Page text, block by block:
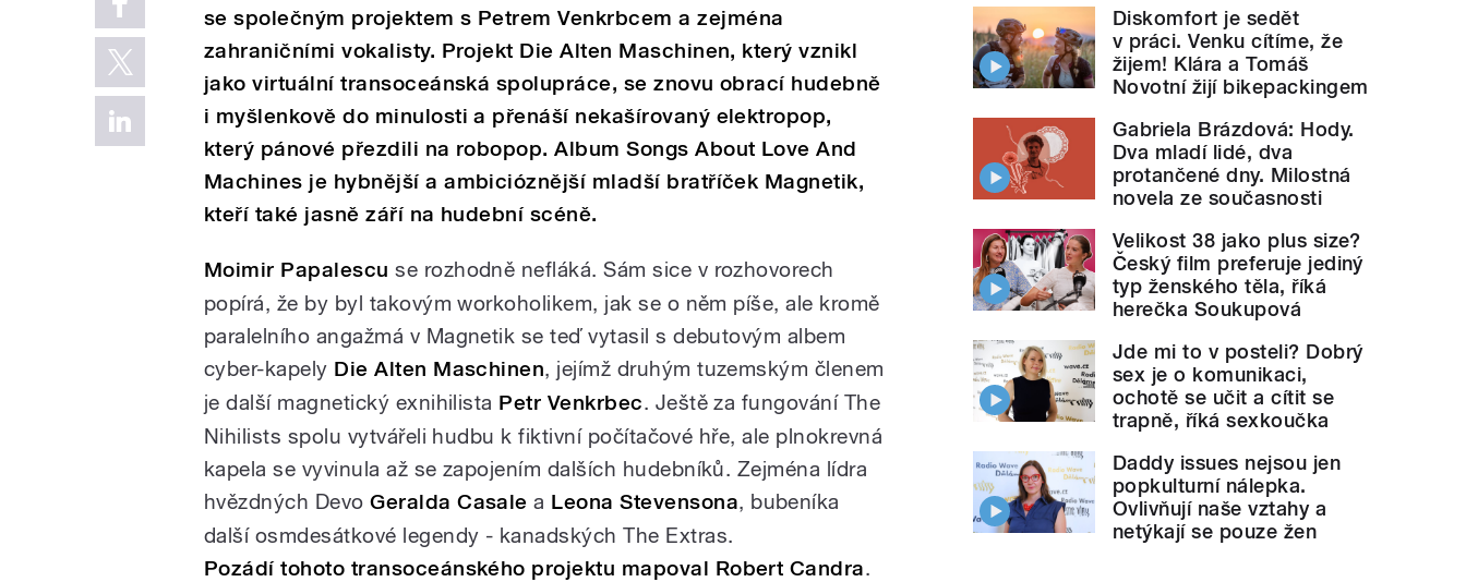
se společným projektem s Petrem Venkrbcem a zejména
zahraničními vokalisty. Projekt Die Alten Maschinen, který vznikl
jako virtuální transoceánská spolupráce, se znovu obrací hudebně
i myšlenkově do minulosti a přenáší nekašírovaný elektropop,
který pánové přezdili na robopop. Album Songs About Love And
Machines je hybnější a ambicióznější mladší bratříček Magnetik,
kteří také jasně září na hudební scéně.
Moimir Papalescu se rozhodně nefláká. Sám sice v rozhovorech
popírá, že by byl takovým workoholikem, jak se o něm píše, ale kromě
paralelního angažmá v Magnetik se teď vytasil s debutovým albem
cyber-kapely Die Alten Maschinen, jejímž druhým tuzemským členem
je další magnetický exnihilista Petr Venkrbec. Ještě za fungování The
Nihilists spolu vytvářeli hudbu k fiktivní počítačové hře, ale plnokrevná
kapela se vyvinula až se zapojením dalších hudebníků. Zejména lídra
hvězdných DevoGeralda Casalea Leona Stevensona, bubeníka
další osmdesátkové legendy - kanadských The Extras.
Pozádí tohoto transoceánského projektu mapoval Robert Candra.
Diskomfort je sedět
v práci. Venku cítíme, že
žijem! Klára a Tomáš
Novotní žijí bikepackingem
Gabriela Brázdová: Hody.
Dva mladí lidé, dva
protančené dny. Milostná
novela ze současnosti
Velikost 38 jako plus size?
Český film preferuje jediný
typ ženského těla, říká
herečka Soukupová
Jde mi to v posteli? Dobrý
sex je o komunikaci,
ochotě se učit a cítit se
trapně, říká sexkoučka
Daddy issues nejsou jen
popkulturní nálepka.
Ovlivňují naše vztahy a
netýkají se pouze žen